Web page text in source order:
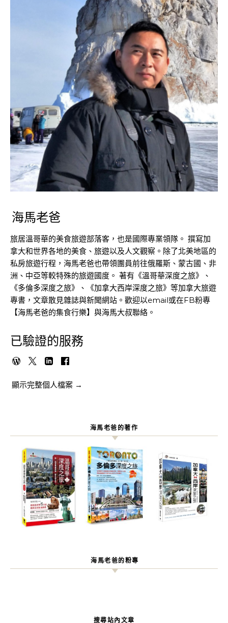
海馬老爸
旅居溫哥華的美食旅遊部落客，也是國際專業領隊。 撰寫加
拿大和世界各地的美食、旅遊以及人文觀察。除了北美地區的
私房旅遊行程，海馬老爸也帶領團員前往俄羅斯、蒙古國、非
洲、中亞等較特殊的旅遊國度。 著有《溫哥華深度之旅》、
《多倫多深度之旅》、《加拿大西岸深度之旅》等加拿大旅遊
專書，文章散見雜誌與新聞網站。歡迎以email或在FB粉專
【海馬老爸的集食行樂】與海馬大叔聯絡。
已驗證的服務
顯示完整個人檔案 →
海馬老爸的著作
海馬老爸的粉專
搜尋站內文章